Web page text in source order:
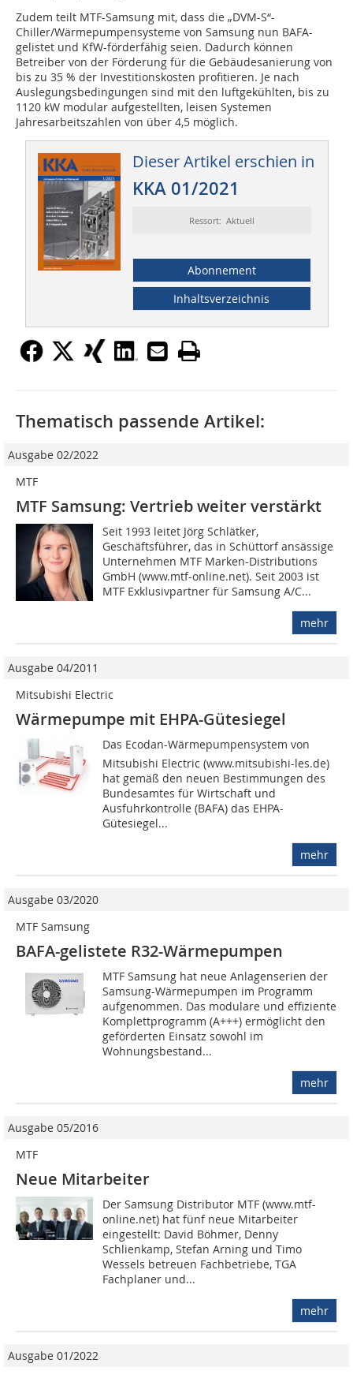
Zudem teilt MTF-Samsung mit, dass die „DVM-S“-
Chiller/Wärmepumpensysteme von Samsung nun BAFA-
gelistet und KfW-förderfähig seien. Dadurch können
Betreiber von der Förderung für die Gebäudesanierung von
bis zu 35 % der Investitionskosten profitieren. Je nach
Auslegungsbedingungen sind mit den luftgekühlten, bis zu
1120 kW modular aufgestellten, leisen Systemen
Jahresarbeitszahlen von über 4,5 möglich.
Dieser Artikel erschien in
KKA 01/2021
Ressort: Aktuell
Abonnement
Inhaltsverzeichnis
Thematisch passende Artikel:
Ausgabe 02/2022
MTF
MTF Samsung: Vertrieb weiter verstärkt
Seit 1993 leitet Jörg Schlätker,
Geschäftsführer, das in Schüttorf ansässige
Unternehmen MTF Marken-Distributions
GmbH (www.mtf-online.net). Seit 2003 ist
MTF Exklusivpartner für Samsung A/C...
mehr
Ausgabe 04/2011
Mitsubishi Electric
Wärmepumpe mit EHPA-Gütesiegel
Das Ecodan-Wärmepumpensystem von
Mitsubishi Electric (www.mitsubishi-les.de)
hat gemäß den neuen Bestimmungen des
Bundesamtes für Wirtschaft und
Ausfuhrkontrolle (BAFA) das EHPA-
Gütesiegel...
mehr
Ausgabe 03/2020
MTF Samsung
BAFA-gelistete R32-Wärmepumpen
MTF Samsung hat neue Anlagenserien der
Samsung-Wärmepumpen im Programm
aufgenommen. Das modulare und effiziente
Komplettprogramm (A+++) ermöglicht den
geförderten Einsatz sowohl im
Wohnungsbestand...
mehr
Ausgabe 05/2016
MTF
Neue Mitarbeiter
Der Samsung Distributor MTF (www.mtf-
online.net) hat fünf neue Mitarbeiter
eingestellt: David Böhmer, Denny
Schlienkamp, Stefan Arning und Timo
Wessels betreuen Fachbetriebe, TGA
Fachplaner und...
mehr
Ausgabe 01/2022